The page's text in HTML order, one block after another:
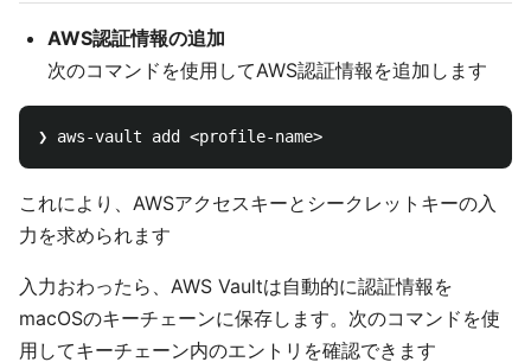
AWS認証情報の追加
次のコマンドを使用してAWS認証情報を追加します
これにより、AWSアクセスキーとシークレットキーの入
力を求められます
入力おわったら、AWS Vaultは自動的に認証情報を
macOSのキーチェーンに保存します。次のコマンドを使
用してキーチェーン内のエントリを確認できます